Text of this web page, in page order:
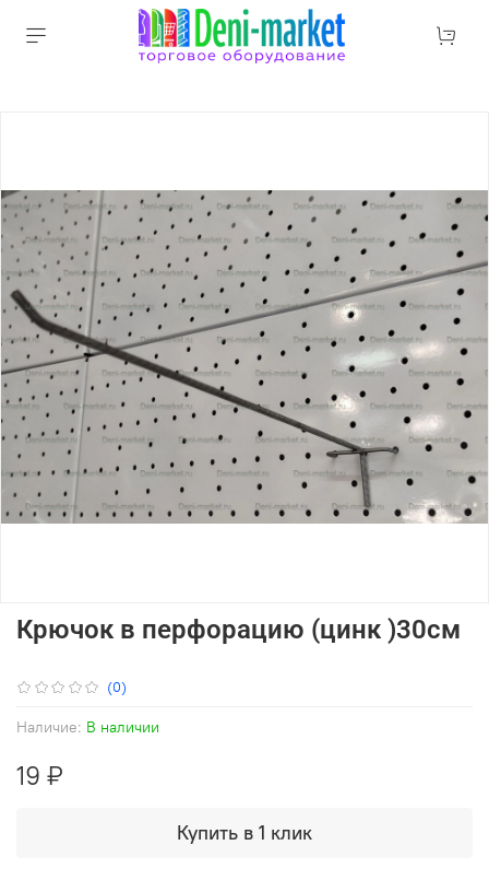
(0)
Наличие: В наличии
Крючок в перфорацию (цинк )30см
19 ₽
Купить в 1 клик